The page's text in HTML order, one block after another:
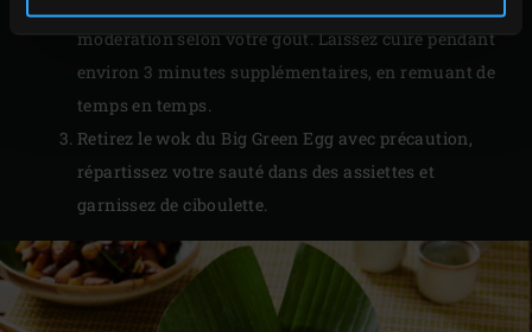
modération selon votre goût. Laissez cuire pendant
environ 3 minutes supplémentaires, en remuant de
temps en temps.
Retirez le wok du Big Green Egg avec précaution,
répartissez votre sauté dans des assiettes et
garnissez de ciboulette.